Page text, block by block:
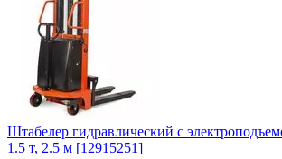
Штабелер гидравлический с
1.5 т, 2.5 м [12915251]